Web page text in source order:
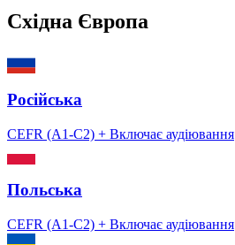
Східна Європа
Російська
CEFR (A1-C2) + Включає аудіювання
Польська
CEFR (A1-C2) + Включає аудіювання